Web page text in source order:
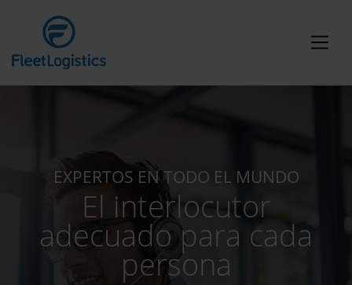
EXPERTOS EN TODO EL MUNDO
El interlocutor
adecuado para cada
persona